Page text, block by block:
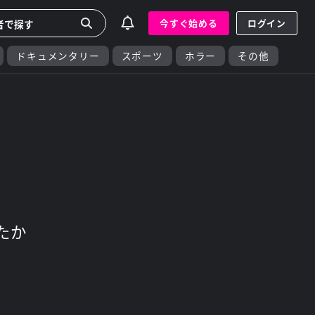
今すぐ始める ログイン
ドキュメンタリー スポーツ ホラー その他
か